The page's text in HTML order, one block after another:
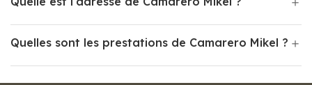
Quelles sont les prestations de Camarero Mikel ?